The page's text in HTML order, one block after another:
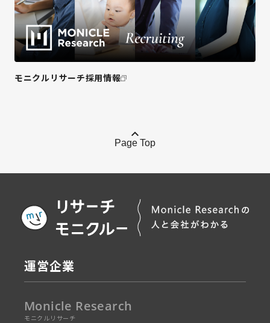
モニクルリサーチ採用情報
Page Top
運営企業
Monicle Research
モニクルリサーチ